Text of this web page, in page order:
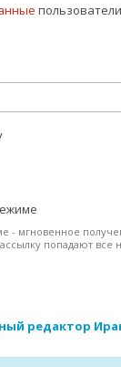
- мгновенное
попадают все
редактор